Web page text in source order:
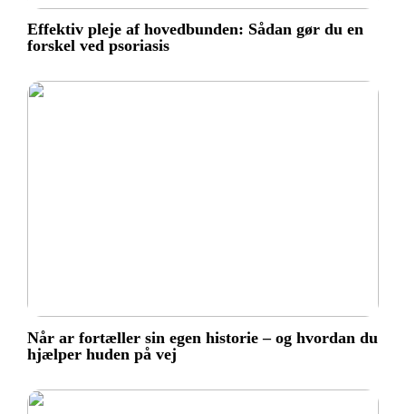
Effektiv pleje af hovedbunden: Sådan gør du en
forskel ved psoriasis
Når ar fortæller sin egen historie – og hvordan du
hjælper huden på vej